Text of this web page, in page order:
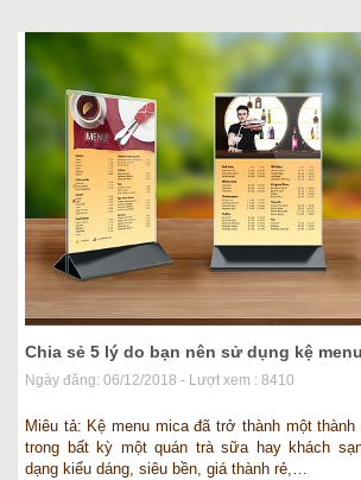
Chia sẻ 5 lý do bạn nên sử dụng kệ
Ngày đăng: 06/12/2018 - Lượt xem : 8410
Miêu tả: Kệ menu mica đã trở thành một thành
trong bất kỳ một quán trà sữa hay khách
dạng kiểu dáng, siêu bền, giá thành rẻ,…